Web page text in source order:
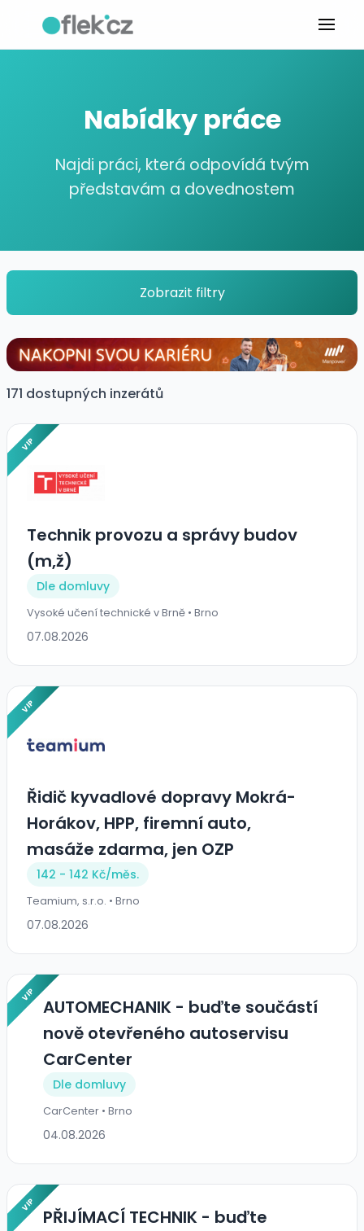
Nabídky práce
Najdi práci, která odpovídá tvým
představám a dovednostem
Zobrazit filtry
171 dostupných inzerátů
VIP
Technik provozu a správy budov
(m,ž)
Dle domluvy
Vysoké učení technické v Brně • Brno
07.08.2026
VIP
Řidič kyvadlové dopravy Mokrá-
Horákov, HPP, firemní auto,
masáže zdarma, jen OZP
142 - 142 Kč/měs.
Teamium, s.r.o. • Brno
07.08.2026
VIP
AUTOMECHANIK - buďte součástí
nově otevřeného autoservisu
CarCenter
Dle domluvy
CarCenter • Brno
04.08.2026
VIP
PŘIJÍMACÍ TECHNIK - buďte